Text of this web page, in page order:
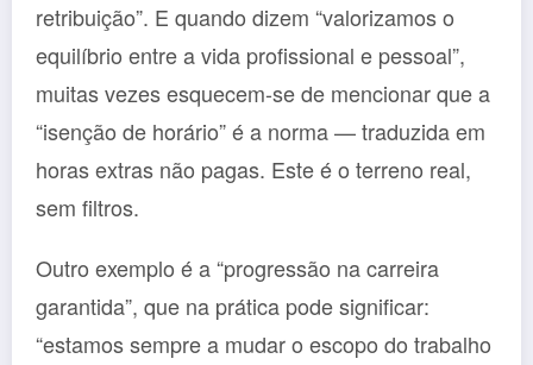
retribuição”. E quando dizem “valorizamos o
equilíbrio entre a vida profissional e pessoal”,
muitas vezes esquecem-se de mencionar que a
“isenção de horário” é a norma — traduzida em
horas extras não pagas. Este é o terreno real,
sem filtros.
Outro exemplo é a “progressão na carreira
garantida”, que na prática pode significar:
“estamos sempre a mudar o escopo do trabalho